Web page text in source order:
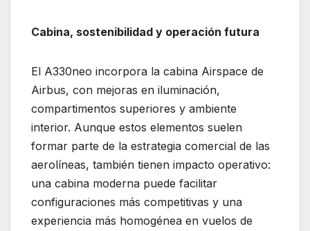
Cabina, sostenibilidad y operación futura
El A330neo incorpora la cabina Airspace de
Airbus, con mejoras en iluminación,
compartimentos superiores y ambiente
interior. Aunque estos elementos suelen
formar parte de la estrategia comercial de las
aerolíneas, también tienen impacto operativo:
una cabina moderna puede facilitar
configuraciones más competitivas y una
experiencia más homogénea en vuelos de